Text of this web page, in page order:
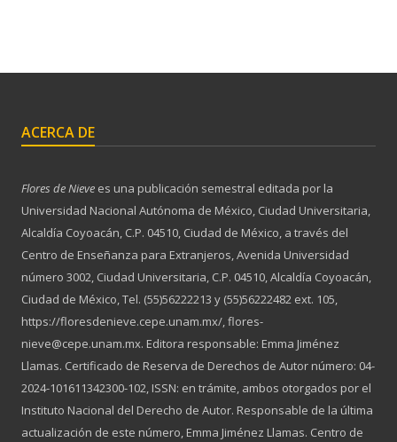
ACERCA DE
Flores de Nieve es una publicación semestral editada por la
Universidad Nacional Autónoma de México, Ciudad Universitaria,
Alcaldía Coyoacán, C.P. 04510, Ciudad de México, a través del
Centro de Enseñanza para Extranjeros, Avenida Universidad
número 3002, Ciudad Universitaria, C.P. 04510, Alcaldía Coyoacán,
Ciudad de México, Tel. (55)56222213 y (55)56222482 ext. 105,
https://floresdenieve.cepe.unam.mx/, flores-
nieve@cepe.unam.mx. Editora responsable: Emma Jiménez
Llamas. Certificado de Reserva de Derechos de Autor número: 04-
2024-101611342300-102, ISSN: en trámite, ambos otorgados por el
Instituto Nacional del Derecho de Autor. Responsable de la última
actualización de este número, Emma Jiménez Llamas. Centro de